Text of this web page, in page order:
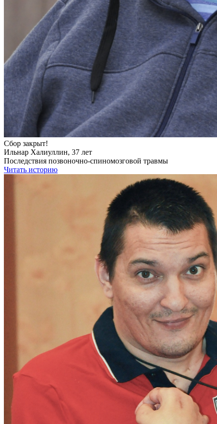
Сбор закрыт!
Ильнар Халиуллин, 37 лет
Последствия позвоночно-спиномозговой травмы
Читать историю